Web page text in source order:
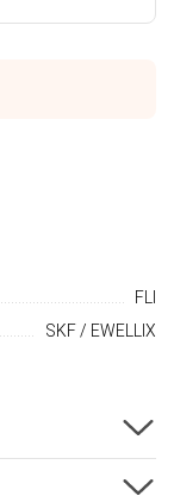
FLI
SKF / EWELLIX